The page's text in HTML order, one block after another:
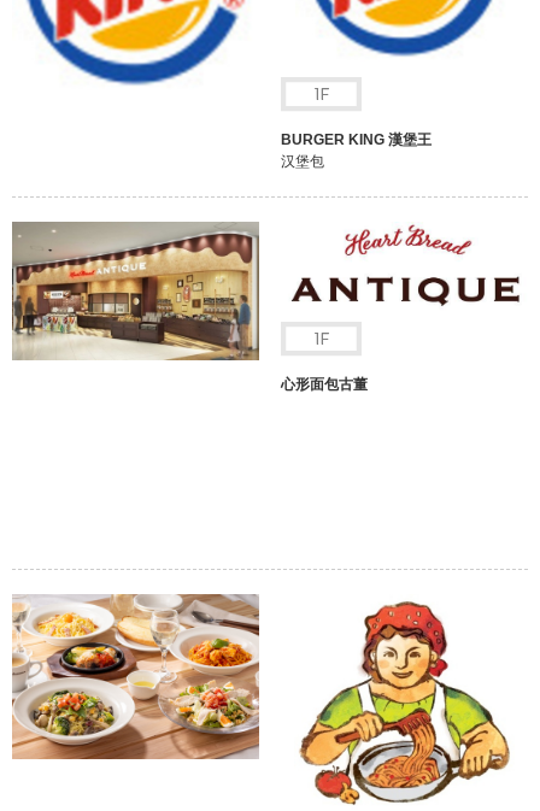
BURGER KING 漢堡王
汉堡包
心形面包古董